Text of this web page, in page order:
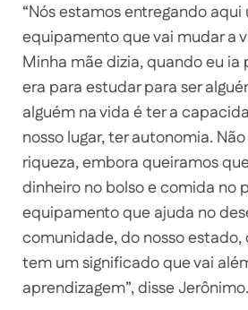
“Nós estamos entregando
equipamento que vai mudar a
Minha mãe dizia, quando eu ia
era para estudar para ser
alguém na vida é ter a
nosso lugar, ter autonomia.
riqueza, embora queiramos
dinheiro no bolso e comida no
equipamento que ajuda no
comunidade, do nosso estado,
tem um significado que vai
aprendizagem”, disse Jerônimo.